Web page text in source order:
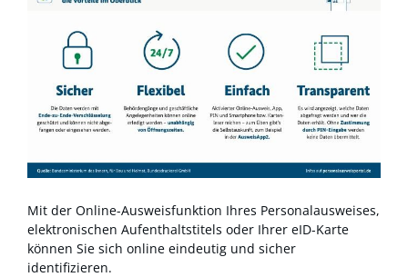
Mit der Online-Ausweisfunktion Ihres Personalausweises,
elektronischen Aufenthaltstitels oder Ihrer eID-Karte
können Sie sich online eindeutig und sicher
identifizieren.